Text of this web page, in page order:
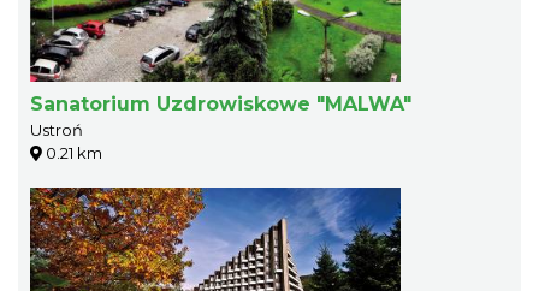
Sanatorium Uzdrowiskowe "MALWA"
Ustroń
0.21 km